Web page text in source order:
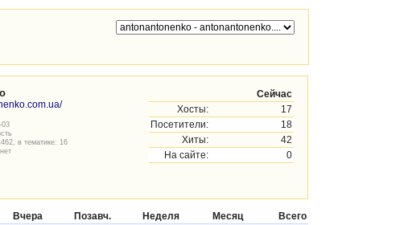
03
в тематике: 16
Сейчас
Хосты:
17
Посетители:
18
Хиты:
42
На сайте:
0
Вчера Позавч. Неделя Месяц
Всего